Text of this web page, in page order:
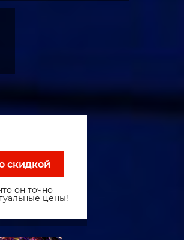
скидкой
он точно
цены!